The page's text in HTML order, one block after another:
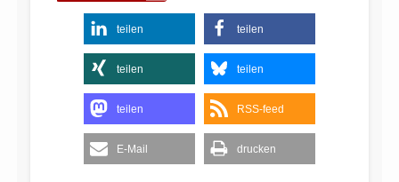
teilen teilen
teilen teilen
teilen RSS-feed
E-Mail drucken